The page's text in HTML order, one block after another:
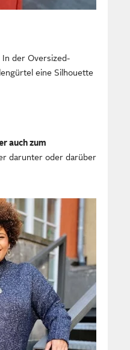
der Oversized-
eine Silhouette
auch zum
darunter oder darüber